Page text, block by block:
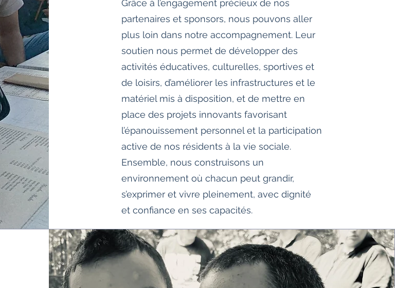
Grâce à l’engagement précieux de nos
partenaires et sponsors, nous pouvons aller
plus loin dans notre accompagnement. Leur
soutien nous permet de développer des
activités éducatives, culturelles, sportives et
de loisirs, d’améliorer les infrastructures et le
matériel mis à disposition, et de mettre en
place des projets innovants favorisant
l’épanouissement personnel et la participation
active de nos résidents à la vie sociale.
Ensemble, nous construisons un
environnement où chacun peut grandir,
s’exprimer et vivre pleinement, avec dignité
et confiance en ses capacités.